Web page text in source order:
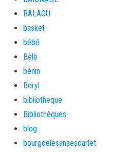
BALAOU
basket
bébé
Bèlè
bénin
Beryl
bibliotheque
Bibliothèques
blog
bourgdelesansesdarlet